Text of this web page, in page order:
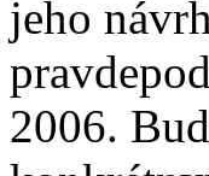
jeho
2006.